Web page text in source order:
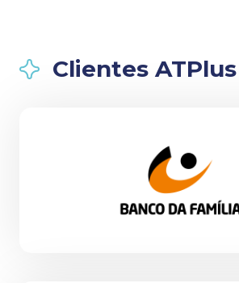
Clientes ATPlus